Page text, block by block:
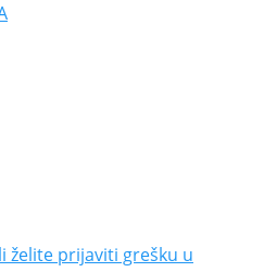
želite prijaviti grešku u